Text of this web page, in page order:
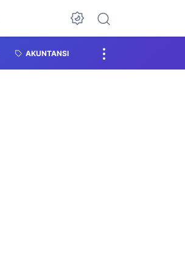
AKUNTANSI